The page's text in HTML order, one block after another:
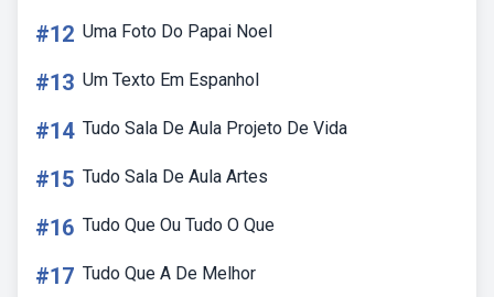
#12 Uma Foto Do Papai Noel
#13 Um Texto Em Espanhol
#14 Tudo Sala De Aula Projeto De Vida
#15 Tudo Sala De Aula Artes
#16 Tudo Que Ou Tudo O Que
#17 Tudo Que A De Melhor